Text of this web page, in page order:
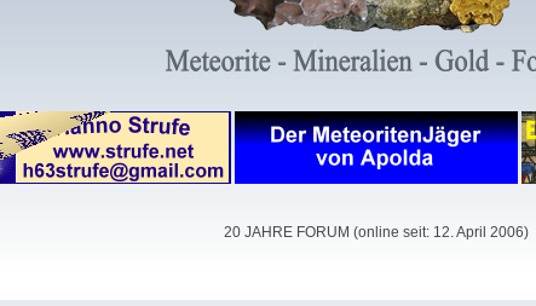
20 JAHRE FORUM (online seit: 12. April 2006)